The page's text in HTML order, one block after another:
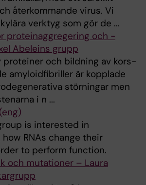
återkommande virus. Vi
verktyg som gör de ...
proteinaggregering och -
Abeleins grupp
proteiner och bildning av kors-
amyloidfibriller är kopplade
störningar men
i n ...
is interested in
RNAs change their
to perform function.
och mutationer – Laura